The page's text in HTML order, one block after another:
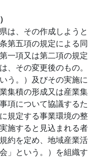
は、その作成しようと
第五項の規定による同
一項又は第二項の規定
、その変更後のもの。
う。）及びその実施に
集積の形成又は産業集
項について協議するた
規定する事業環境の整
施すると見込まれる者
約を定め、地域産業活
」という。）を組織す